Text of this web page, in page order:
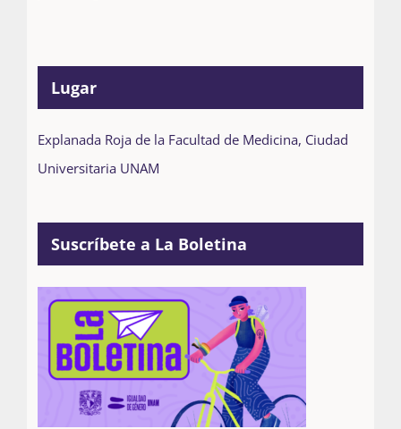
Lugar
Explanada Roja de la Facultad de Medicina, Ciudad
Universitaria UNAM
Suscríbete a La Boletina